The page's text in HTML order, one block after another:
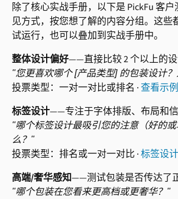
除了核心实战手册，以下是 PickFu 客
见方式，按您想了解的内容分组。这些
试运行，也可以叠加到实战手册中。
整体设计偏好——直接比较 2 个以上的设
"您更喜欢哪个 [产品类型] 的包装设计
投票类型：一对一对比或排名 · 查看示例
标签设计——专注于字体排版、布局和信
"哪个标签设计最吸引您的注意（好的
么？"
投票类型：排名或一对一对比 · 标签设
高端/奢华感知——测试包装是否传达了
"哪个包装在您看来更高档或更奢华？"